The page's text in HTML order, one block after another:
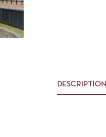
DESCRIPTION